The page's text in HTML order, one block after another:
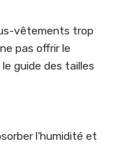
vêtements trop
pas offrir le
guide des tailles
l'humidité et